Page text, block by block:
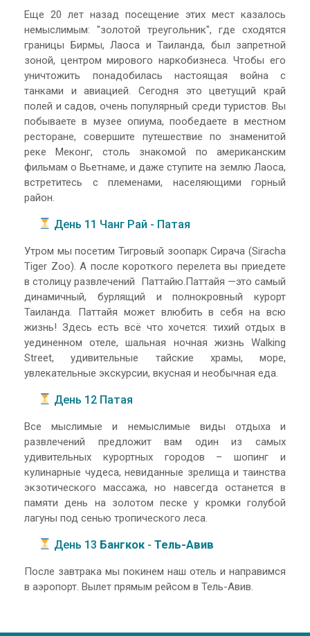
Еще 20 лет назад посещение этих мест казалось
немыслимым: "золотой треугольник", где сходятся
границы Бирмы, Лаоса и Таиланда, был запретной
зоной, центром мирового наркобизнеса. Чтобы его
уничтожить понадобилась настоящая война с
танками и авиацией. Сегодня это цветущий край
полей и садов, очень популярный среди туристов. Вы
побываете в музее опиума, пообедаете в местном
ресторане, совершите путешествие по знаменитой
реке Меконг, столь знакомой по американским
фильмам о Вьетнаме, и даже ступите на землю Лаоса,
встретитесь с племенами, населяющими горный
район.
День 11 Чанг Рай - Патая
Утром мы посетим Тигровый зоопарк Сирача (Siracha
Tiger Zoo). А после короткого перелета вы приедете
в столицу развлечений Паттайю.Паттайя —это самый
динамичный, бурлящий и полнокровный курорт
Таиланда. Паттайя может влюбить в себя на всю
жизнь! Здесь есть всё что хочется: тихий отдых в
уединенном отеле, шальная ночная жизнь Walking
Street, удивительные тайские храмы, море,
увлекательные экскурсии, вкусная и необычная еда.
День 12 Патая
Все мыслимые и немыслимые виды отдыха и
развлечений предложит вам один из самых
удивительных курортных городов – шопинг и
кулинарные чудеса, невиданные зрелища и таинства
экзотического массажа, но навсегда останется в
памяти день на золотом песке у кромки голубой
лагуны под сенью тропического леса.
День 13 Бангкок- Тель-Авив
После завтрака мы покинем наш отель и направимся
в аэропорт. Вылет прямым рейсом в Тель-Авив.